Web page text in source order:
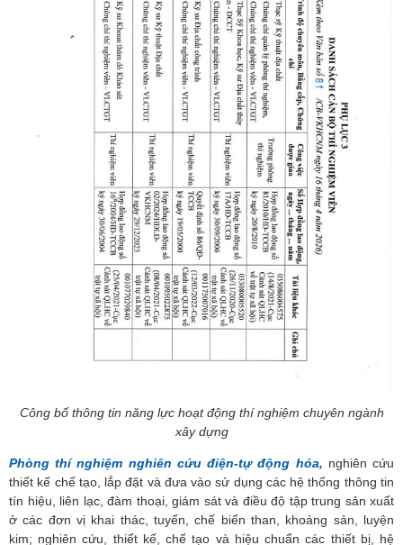
Công bố thông tin năng lực hoạt động thí nghiệm chuyên ngành
xây dựng
Phòng thí nghiệm nghiên cứu điện-tự động hóa, nghiên cứu
thiết kế chế tạo, lắp đặt và đưa vào sử dụng các hệ thống thông tin
tín hiệu, liên lạc, đàm thoại, giám sát và điều độ tập trung sản xuất
ở các đơn vị khai thác, tuyển, chế biến than, khoáng sản, luyện
kim; nghiên cứu, thiết kế, chế tạo và hiệu chuẩn các thiết bị, hệ